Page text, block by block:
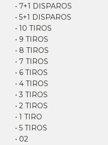
• 7+1 DISPAROS
• 5+1 DISPAROS
• 10 TIROS
• 9 TIROS
• 8 TIROS
• 7 TIROS
• 6 TIROS
• 4 TIROS
• 3 TIROS
• 2 TIROS
• 1 TIRO
• 5 TIROS
• 02